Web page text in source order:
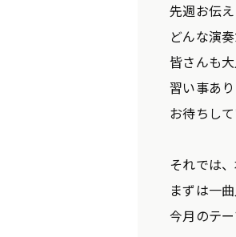
先週お伝
どんな演
皆さんも
習い事あ
お待ちして
それでは
まずは一曲
今月のテ